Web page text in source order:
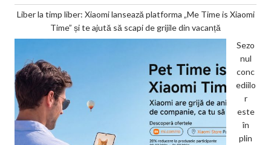
Liber la timp liber: Xiaomi lansează platforma „Me Time is Xiaomi
Time” și te ajută să scapi de grijile din vacanță
Sezo
nul
conc
ediilo
r
este
în
plin